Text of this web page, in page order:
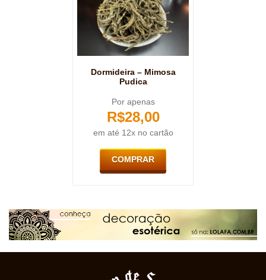
Dormideira – Mimosa
Pudica
Por apenas
R$28,00
em até 12x no cartão
COMPRAR